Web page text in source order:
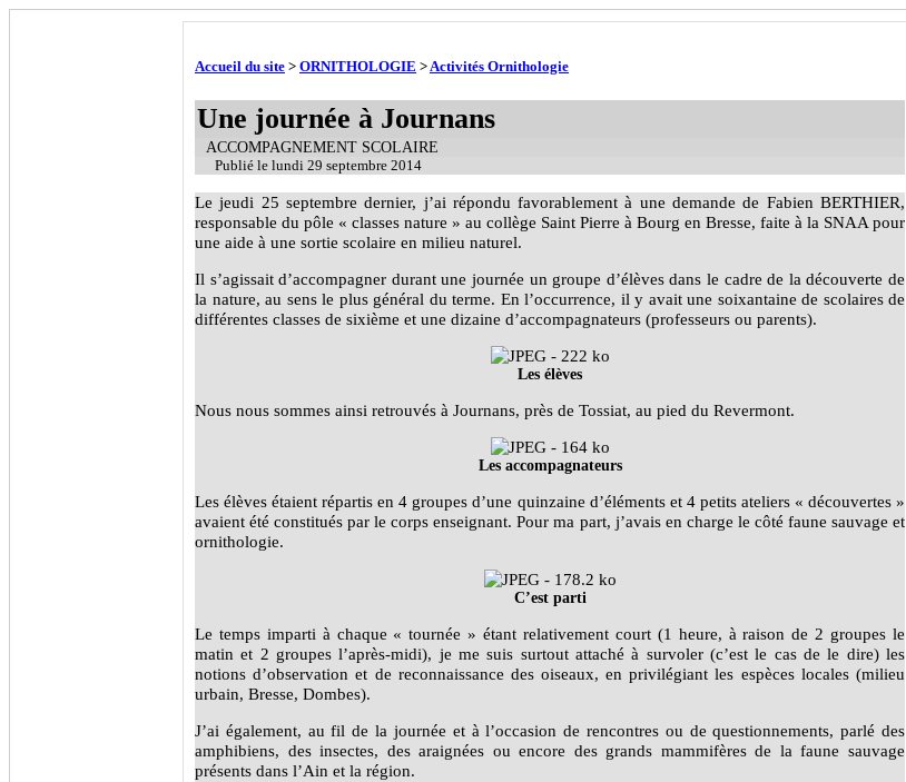
Accueil du site > ORNITHOLOGIE >Activités Ornithologie
Une journée à Journans
ACCOMPAGNEMENT SCOLAIRE
Publié le lundi 29 septembre 2014
Le jeudi 25 septembre dernier, j’ai répondu favorablement à une demande de Fabien BERTHIER,
responsable du pôle « classes nature » au collège Saint Pierre à Bourg en Bresse, faite à la SNAA pour
une aide à une sortie scolaire en milieu naturel.
Il s’agissait d’accompagner durant une journée un groupe d’élèves dans le cadre de la découverte de
la nature, au sens le plus général du terme. En l’occurrence, il y avait une soixantaine de scolaires de
différentes classes de sixième et une dizaine d’accompagnateurs (professeurs ou parents).
Les élèves
Nous nous sommes ainsi retrouvés à Journans, près de Tossiat, au pied du Revermont.
Les accompagnateurs
Les élèves étaient répartis en 4 groupes d’une quinzaine d’éléments et 4 petits ateliers « découvertes »
avaient été constitués par le corps enseignant. Pour ma part, j’avais en charge le côté faune sauvage et
ornithologie.
C’est parti
Le temps imparti à chaque « tournée » étant relativement court (1 heure, à raison de 2 groupes le
matin et 2 groupes l’après-midi), je me suis surtout attaché à survoler (c’est le cas de le dire) les
notions d’observation et de reconnaissance des oiseaux, en privilégiant les espèces locales (milieu
urbain, Bresse, Dombes).
J’ai également, au fil de la journée et à l’occasion de rencontres ou de questionnements, parlé des
amphibiens, des insectes, des araignées ou encore des grands mammifères de la faune sauvage
présents dans l’Ain et la région.